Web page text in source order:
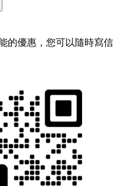
的優惠，您可以隨時寫信